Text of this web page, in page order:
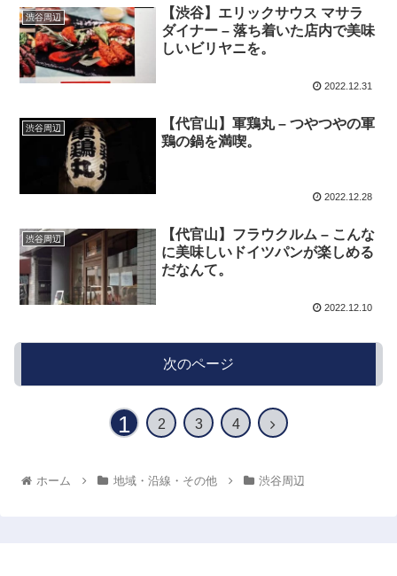
渋谷周辺
【渋谷】エリックサウス マサラ
ダイナー – 落ち着いた店内で美味
しいビリヤニを。
2022.12.31
渋谷周辺
【代官山】軍鶏丸 – つやつやの軍
鶏の鍋を満喫。
2022.12.28
渋谷周辺
【代官山】フラウクルム – こんな
に美味しいドイツパンが楽しめる
だなんて。
2022.12.10
次のページ
1 2 3 4
ホーム 地域・沿線・その他 渋谷周辺